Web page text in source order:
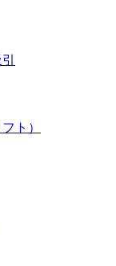
ト）